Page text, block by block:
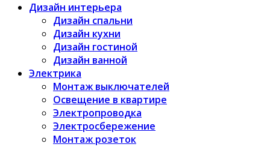
Дизайн интерьера
Дизайн спальни
Дизайн кухни
Дизайн гостиной
Дизайн ванной
Электрика
Монтаж выключателей
Освещение в квартире
Электропроводка
Электросбережение
Монтаж розеток